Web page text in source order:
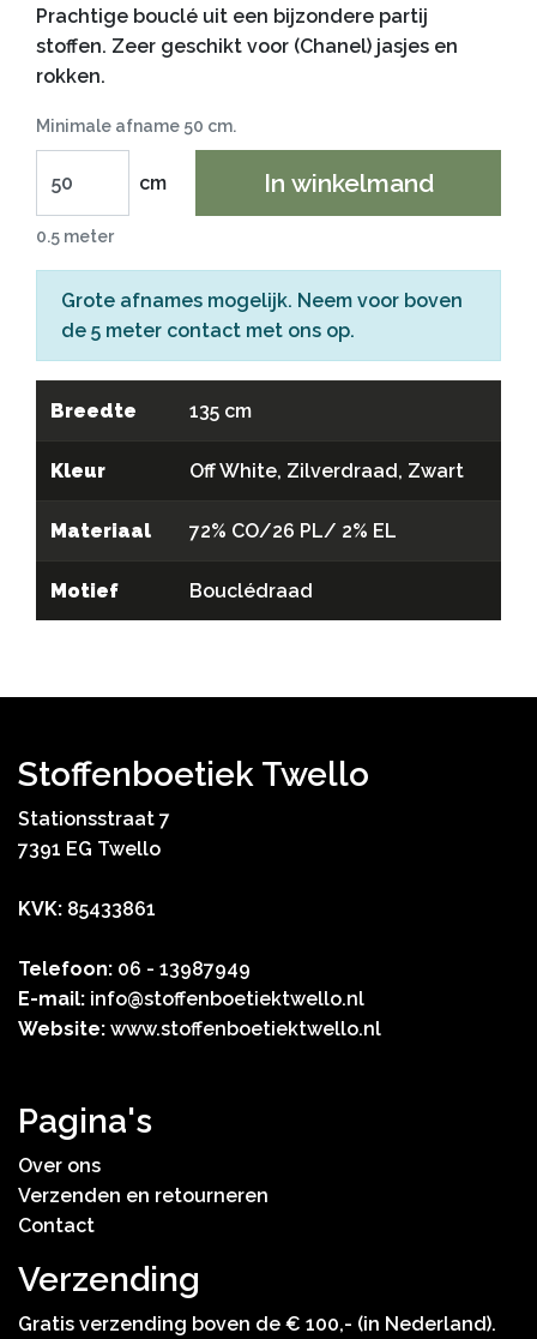
Prachtige bouclé uit een bijzondere partij
stoffen. Zeer geschikt voor (Chanel) jasjes en
rokken.
Minimale afname 50 cm.
cm In winkelmand
0.5 meter
Grote afnames mogelijk. Neem voor boven
de 5 meter contact met ons op.
Breedte 135 cm
Kleur Off White, Zilverdraad, Zwart
Materiaal 72% CO/26 PL/ 2% EL
Motief Bouclédraad
Stoffenboetiek Twello
Stationsstraat 7
7391 EG Twello
KVK: 85433861
Telefoon: 06 - 13987949
E-mail: info@stoffenboetiektwello.nl
Website: www.stoffenboetiektwello.nl
Pagina's
Over ons
Verzenden en retourneren
Contact
Verzending
Gratis verzending boven de € 100,- (in Nederland).